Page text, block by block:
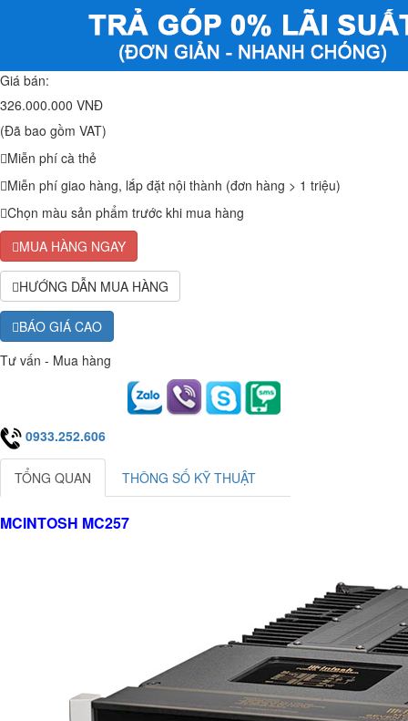
Giá bán:
326.000.000 VNĐ
(Đã bao gồm VAT)
Miễn phí cà thẻ
Miễn phí giao hàng, lắp đặt nội thành (đơn hàng > 1 triệu)
Chọn màu sản phẩm trước khi mua hàng
MUA HÀNG NGAY
HƯỚNG DẪN MUA HÀNG
BÁO GIÁ CAO
Tư vấn - Mua hàng
0933.252.606
TỔNG QUAN THÔNG SỐ KỸ THUẬT
MCINTOSH MC257